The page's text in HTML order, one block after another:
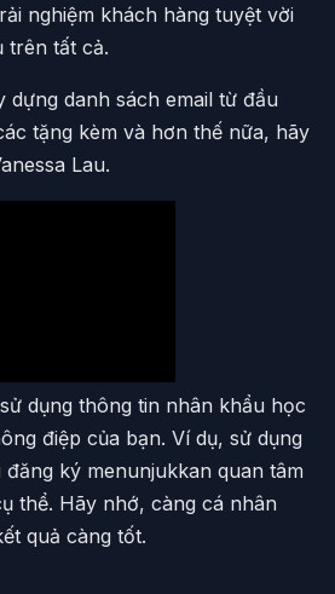
nghiệm khách hàng tuyệt vời
trên tất cả.
dựng danh sách email từ đầu
tặng kèm và hơn thế nữa, hãy
Lau.
dụng thông tin nhân khẩu học
điệp của bạn. Ví dụ, sử dụng
ký menunjukkan quan tâm
thể. Hãy nhớ, càng cá nhân
quả càng tốt.